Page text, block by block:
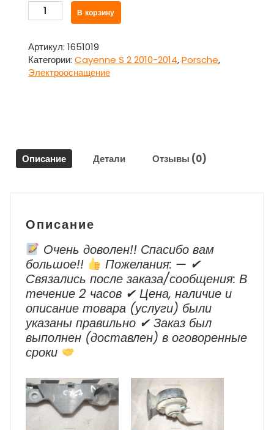
Количество
товара
управления
двери
багажника
Porsche
Cayenne
В корзину
Артикул: 1651019
Категории: Cayenne S 2 2010-2014,Porsche,
Электрооснащение
Описание Детали Отзывы (0)
Описание
Очень доволен!! Спасибо вам
большое!!
Пожелания: — ✔
Cвязались после заказа/сообщения: В
течение 2 часов ✔ Цена, наличие и
описание товара (услуги) были
указаны правильно ✔ Заказ был
выполнен (доставлен) в оговоренные
сроки